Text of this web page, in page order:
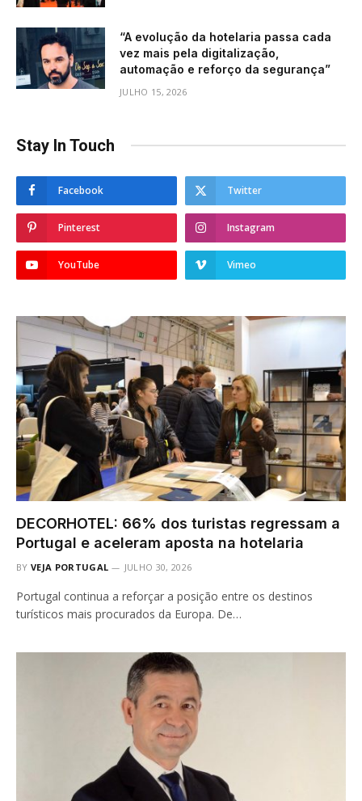
“A evolução da hotelaria passa cada
vez mais pela digitalização,
automação e reforço da segurança”
JULHO 15, 2026
Stay In Touch
Facebook Twitter
Pinterest Instagram
YouTube Vimeo
DECORHOTEL: 66% dos turistas regressam a
Portugal e aceleram aposta na hotelaria
BY VEJA PORTUGAL JULHO 30, 2026
Portugal continua a reforçar a posição entre os destinos
turísticos mais procurados da Europa. De…